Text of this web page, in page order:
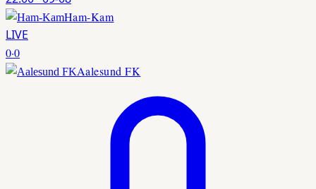
Ham-Kam
LIVE
0·0
Aalesund FK